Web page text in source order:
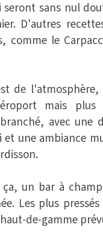
seront sans nul
D'autres
comme le
de
mais
avec une
et une ambiance
un bar à
Les plus
de-gamme